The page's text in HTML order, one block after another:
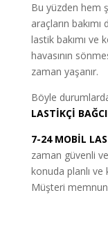
Bu yüzden hem
araçların
lastik bakımı ve
havasının
zaman yaşanır.
Böyle
LASTİKÇİ
7-24 MOBİL
zaman güvenli
konuda planlı ve
Müşteri